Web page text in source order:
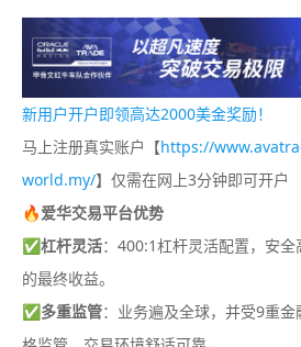
新用户开户即领高达2000美金奖励！
马上注册真实账户【https://
world.my/】仅需在网上3分钟即可开户
🔥爱华交易平台优势
✅杠杆灵活：400:1杠杆灵活配置，安全
的最终收益。
✅多重监管：业务遍及全球，并受9重金